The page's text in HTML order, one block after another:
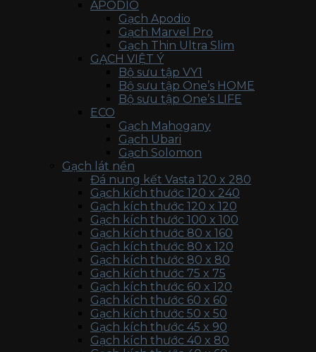
APODIO
Gạch Apodio
Gạch Marvel Pro
Gạch Thin Ultra Slim
GẠCH VIỆT Ý
Bộ sưu tập VY1
Bộ sưu tập One’s HOME
Bộ sưu tập One’s LIFE
ECO
Gạch Mahogany
Gạch Ubari
Gạch Solomon
Gạch lát nền
Đá nung kết Vasta 120 x 280
Gạch kích thước 120 x 240
Gạch kích thước 120 x 120
Gạch kích thước 100 x 100
Gạch kích thước 80 x 160
Gạch kích thước 80 x 120
Gạch kích thước 80 x 80
Gạch kích thước 75 x 75
Gạch kích thước 60 x 120
Gạch kích thước 60 x 60
Gạch kích thước 50 x 50
Gạch kích thước 45 x 90
Gạch kích thước 40 x 80